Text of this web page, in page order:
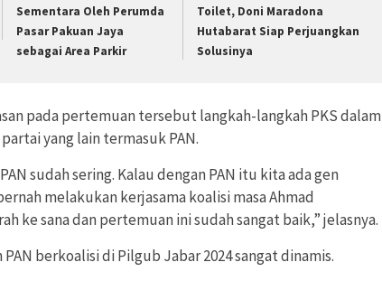
Sementara Oleh Perumda
Pasar Pakuan Jaya
sebagai Area Parkir
Toilet, Doni Maradona
Hutabarat Siap Perjuangkan
Solusinya
pada pertemuan tersebut langkah-langkah PKS dalam
yang lain termasuk PAN.
sudah sering. Kalau dengan PAN itu kita ada gen
melakukan kerjasama koalisi masa Ahmad
ke sana dan pertemuan ini sudah sangat baik,” jelasnya.
berkoalisi di Pilgub Jabar 2024 sangat dinamis.